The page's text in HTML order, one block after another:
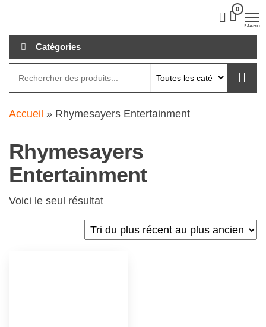
au
contenu
0
Menu
Catégories
Accueil » Rhymesayers Entertainment
Rhymesayers
Entertainment
Voici le seul résultat